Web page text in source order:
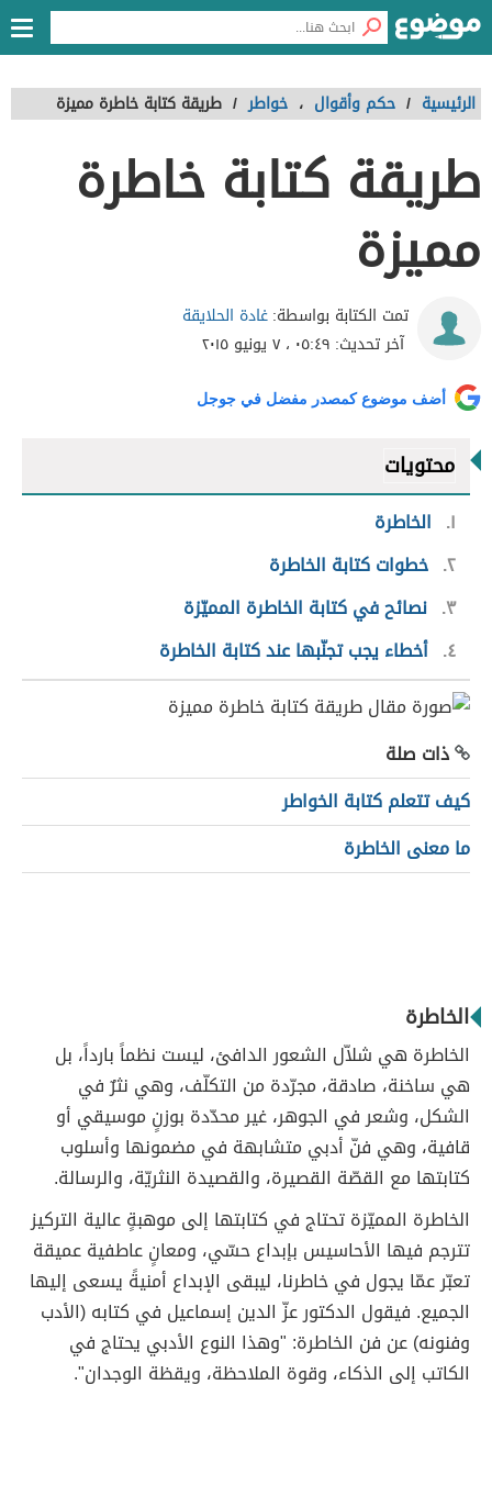
الرئيسية / حكم وأقوال ، خواطر / طريقة كتابة خاطرة مميزة
طريقة كتابة خاطرة
مميزة
تمت الكتابة بواسطة:غادة الحلايقة
آخر تحديث: ٠٥:٤٩ ، ٧ يونيو ٢٠١٥
أضف موضوع كمصدر مفضل في جوجل
محتويات
١
الخاطرة
٢ خطوات كتابة الخاطرة
٣ نصائح في كتابة الخاطرة المميّزة
٤ أخطاء يجب تجنّبها عند كتابة الخاطرة
ذات صلة
كيف تتعلم كتابة الخواطر
ما معنى الخاطرة
الخاطرة
الخاطرة هي شلاّل الشعور الدافئ، ليست نظماً بارداً، بل
هي ساخنة، صادقة، مجرّدة من التكلّف، وهي نثرٌ في
الشكل، وشعر في الجوهر، غير محدّدة بوزنٍ موسيقي أو
قافية، وهي فنّ أدبي متشابهة في مضمونها وأسلوب
كتابتها مع القصّة القصيرة، والقصيدة النثريّة، والرسالة.
الخاطرة المميّزة تحتاج في كتابتها إلى موهبةٍ عالية التركيز
تترجم فيها الأحاسيس بإبداع حسّي، ومعانٍ عاطفية عميقة
تعبّر عمّا يجول في خاطرنا، ليبقى الإبداع أمنيةً يسعى إليها
الجميع. فيقول الدكتور عزّ الدين إسماعيل في كتابه (الأدب
وفنونه) عن فن الخاطرة: "وهذا النوع الأدبي يحتاج في
الكاتب إلى الذكاء، وقوة الملاحظة، ويقظة الوجدان".